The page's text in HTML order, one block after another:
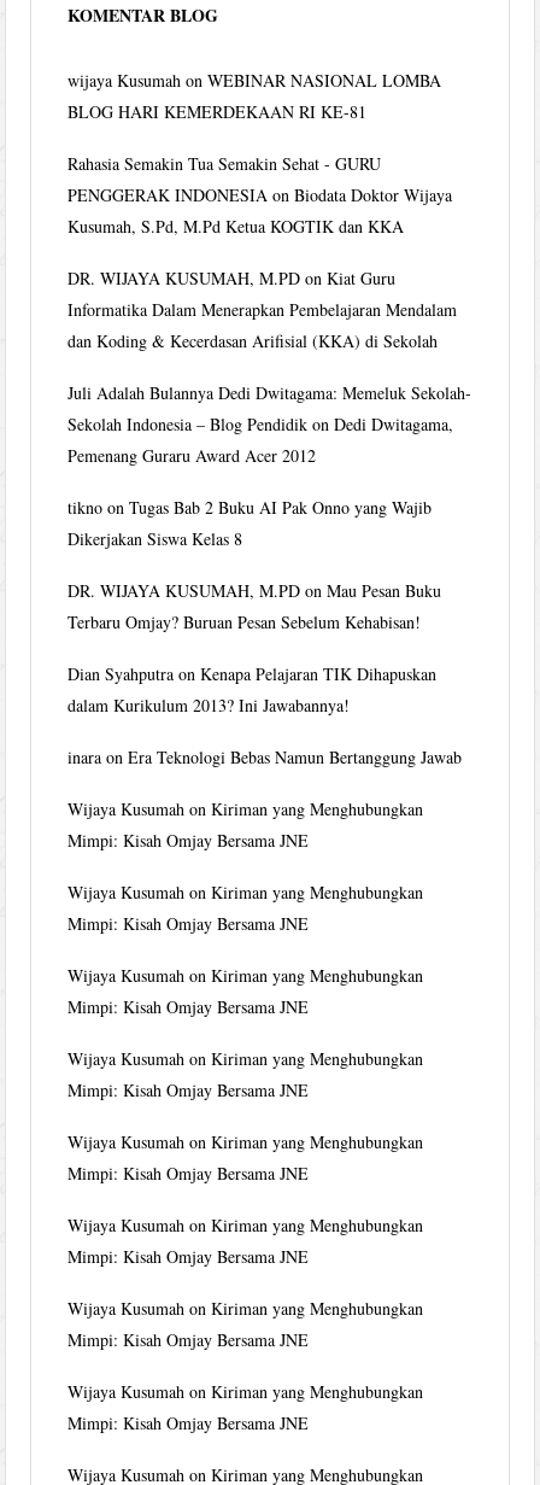
KOMENTAR BLOG
wijaya Kusumah onWEBINAR NASIONAL LOMBA
BLOG HARI KEMERDEKAAN RI KE-81
Rahasia Semakin Tua Semakin Sehat - GURU
PENGGERAK INDONESIA onBiodata Doktor Wijaya
Kusumah, S.Pd, M.Pd Ketua KOGTIK dan KKA
DR. WIJAYA KUSUMAH, M.PD onKiat Guru
Informatika Dalam Menerapkan Pembelajaran Mendalam
dan Koding & Kecerdasan Arifisial (KKA) di Sekolah
Juli Adalah Bulannya Dedi Dwitagama: Memeluk Sekolah-
Sekolah Indonesia – Blog Pendidik onDedi Dwitagama,
Pemenang Guraru Award Acer 2012
tikno onTugas Bab 2 Buku AI Pak Onno yang Wajib
Dikerjakan Siswa Kelas 8
DR. WIJAYA KUSUMAH, M.PD onMau Pesan Buku
Terbaru Omjay? Buruan Pesan Sebelum Kehabisan!
Dian Syahputra onKenapa Pelajaran TIK Dihapuskan
dalam Kurikulum 2013? Ini Jawabannya!
inara onEra Teknologi Bebas Namun Bertanggung Jawab
Wijaya Kusumah onKiriman yang Menghubungkan
Mimpi: Kisah Omjay Bersama JNE
Wijaya Kusumah onKiriman yang Menghubungkan
Mimpi: Kisah Omjay Bersama JNE
Wijaya Kusumah onKiriman yang Menghubungkan
Mimpi: Kisah Omjay Bersama JNE
Wijaya Kusumah onKiriman yang Menghubungkan
Mimpi: Kisah Omjay Bersama JNE
Wijaya Kusumah onKiriman yang Menghubungkan
Mimpi: Kisah Omjay Bersama JNE
Wijaya Kusumah onKiriman yang Menghubungkan
Mimpi: Kisah Omjay Bersama JNE
Wijaya Kusumah onKiriman yang Menghubungkan
Mimpi: Kisah Omjay Bersama JNE
Wijaya Kusumah onKiriman yang Menghubungkan
Mimpi: Kisah Omjay Bersama JNE
Wijaya Kusumah onKiriman yang Menghubungkan